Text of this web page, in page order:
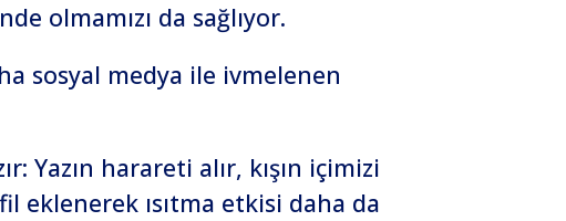
olmamızı da sağlıyor.
sosyal medya ile ivmelenen
Yazın harareti alır, kışın içimizi
eklenerek ısıtma etkisi daha da